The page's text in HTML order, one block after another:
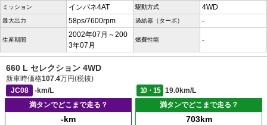
ミッション インパネ4AT 駆動方式 4WD
最大出力 58ps/7600rpm 過給器（ターボ） -
生産期間
2002年07月～200
3年07月
燃費性能 -
660 L セレクション 4WD
新車時価格107.4万円(税抜)
JC08
-km/L 10・15
19.0km/L
満タンでどこまで走る？
-km
満タンでどこまで走る？
703km